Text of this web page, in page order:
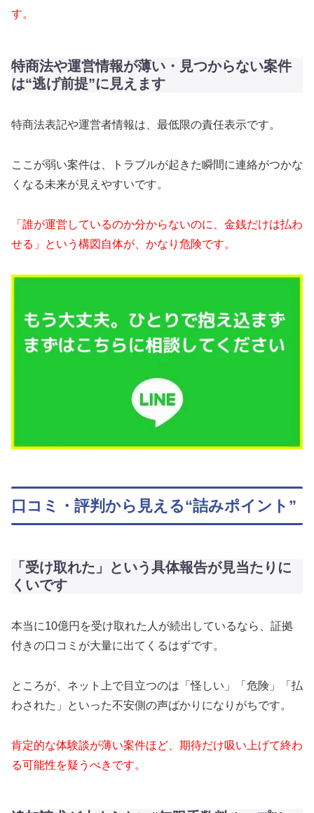
す。
特商法や運営情報が薄い・見つからない案件
は“逃げ前提”に見えます
特商法表記や運営者情報は、最低限の責任表示です。
ここが弱い案件は、トラブルが起きた瞬間に連絡がつかな
くなる未来が見えやすいです。
「誰が運営しているのか分からないのに、金銭だけは払わ
せる」という構図自体が、かなり危険です。
口コミ・評判から見える“詰みポイント”
「受け取れた」という具体報告が見当たりに
くいです
本当に10億円を受け取れた人が続出しているなら、証拠
付きの口コミが大量に出てくるはずです。
ところが、ネット上で目立つのは「怪しい」「危険」「払
わされた」といった不安側の声ばかりになりがちです。
肯定的な体験談が薄い案件ほど、期待だけ吸い上げて終わ
る可能性を疑うべきです。